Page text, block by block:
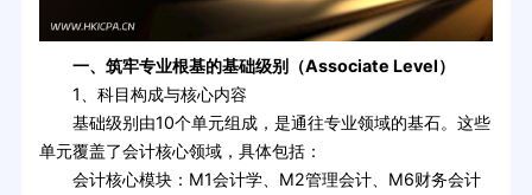
一、筑牢专业根基的基础级别（Associate Level）
1、科目构成与核心内容
基础级别由10个单元组成，是通往专业领域的基石。这些
单元覆盖了会计核心领域，具体包括：
会计核心模块：M1会计学、M2管理会计、M6财务会计